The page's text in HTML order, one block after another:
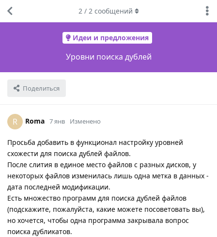
Идеи и предложения
Уровни поиска дублей
Поделиться
2/ 2сообщений
R Roma 7 янв Изменено
Просьба добавить в функционал настройку уровней
схожести для поиска дублей файлов.
После слития в единое место файлов с разных дисков, у
некоторых файлов изменилась лишь одна метка в данных -
дата последней модификации.
Есть множество программ для поиска дублей файлов
(подскажите, пожалуйста, какие можете посоветовать вы),
но хочется, чтобы одна программа закрывала вопрос
поиска дубликатов.